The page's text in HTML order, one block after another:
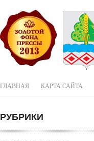
ГЛАВНАЯ КАРТА САЙТА
РУБРИКИ